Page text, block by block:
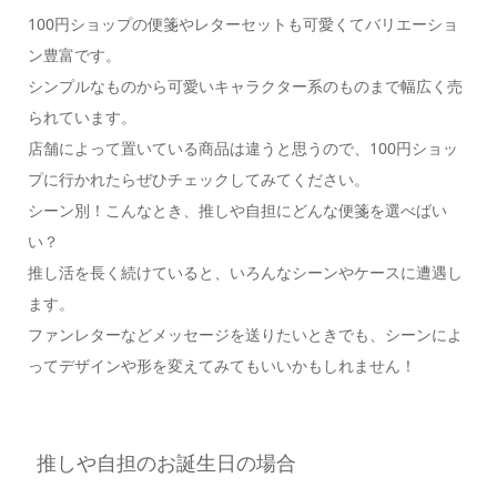
100円ショップの便箋やレターセットも可愛くてバリエーショ
ン豊富です。
シンプルなものから可愛いキャラクター系のものまで幅広く売
られています。
店舗によって置いている商品は違うと思うので、100円ショッ
プに行かれたらぜひチェックしてみてください。
シーン別！こんなとき、推しや自担にどんな便箋を選べばい
い？
推し活を長く続けていると、いろんなシーンやケースに遭遇し
ます。
ファンレターなどメッセージを送りたいときでも、シーンによ
ってデザインや形を変えてみてもいいかもしれません！
推しや自担のお誕生日の場合